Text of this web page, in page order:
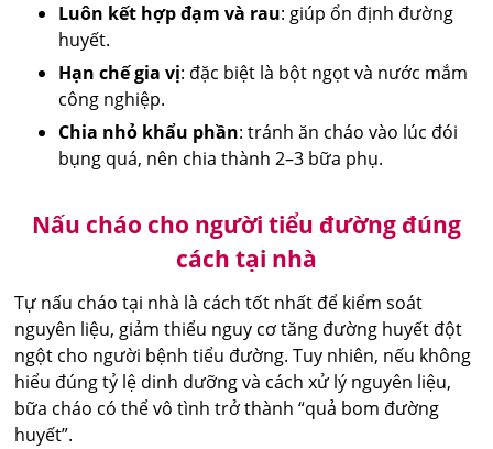
Luôn kết hợp đạm và rau: giúp ổn định đường
huyết.
Hạn chế gia vị: đặc biệt là bột ngọt và nước mắm
công nghiệp.
Chia nhỏ khẩu phần: tránh ăn cháo vào lúc đói
bụng quá, nên chia thành 2–3 bữa phụ.
Nấu cháo cho người tiểu đường đúng
cách tại nhà
Tự nấu cháo tại nhà là cách tốt nhất để kiểm soát
nguyên liệu, giảm thiểu nguy cơ tăng đường huyết đột
ngột cho người bệnh tiểu đường. Tuy nhiên, nếu không
hiểu đúng tỷ lệ dinh dưỡng và cách xử lý nguyên liệu,
bữa cháo có thể vô tình trở thành “quả bom đường
huyết”.